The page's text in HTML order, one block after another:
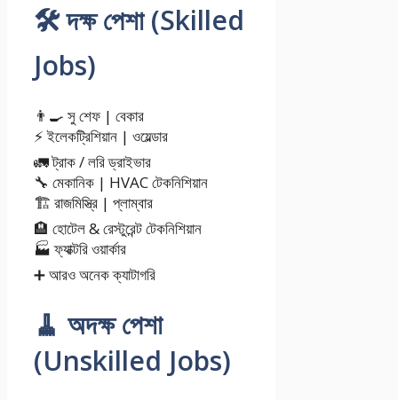
🛠️ দক্ষ পেশা (Skilled
Jobs)
👨‍🍳 সু শেফ | বেকার
⚡ ইলেকট্রিশিয়ান | ওয়েল্ডার
🚛 ট্রাক / লরি ড্রাইভার
🔧 মেকানিক | HVAC টেকনিশিয়ান
🏗️ রাজমিস্ত্রি | প্লাম্বার
🏨 হোটেল & রেস্টুরেন্ট টেকনিশিয়ান
🏭 ফ্যাক্টরি ওয়ার্কার
➕ আরও অনেক ক্যাটাগরি
🧹 অদক্ষ পেশা
(Unskilled Jobs)